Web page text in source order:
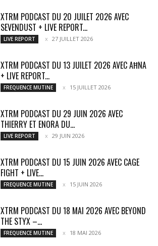
XTRM PODCAST DU 20 JUILET 2026 AVEC
SEVENDUST + LIVE REPORT...
LIVE REPORT 27 JUILLET 2026
XTRM PODCAST DU 13 JUILET 2026 AVEC AĦNA
+ LIVE REPORT...
FREQUENCE MUTINE 15 JUILLET 2026
XTRM PODCAST DU 29 JUIN 2026 AVEC
THIERRY ET ENORA DU...
LIVE REPORT 29 JUIN 2026
XTRM PODCAST DU 15 JUIN 2026 AVEC CAGE
FIGHT + LIVE...
FREQUENCE MUTINE 15 JUIN 2026
XTRM PODCAST DU 18 MAI 2026 AVEC BEYOND
THE STYX –...
FREQUENCE MUTINE 18 MAI 2026